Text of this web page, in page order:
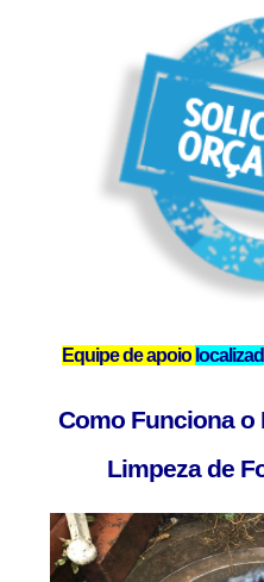
Equipe de apoio
Como Funciona o
Limpeza de